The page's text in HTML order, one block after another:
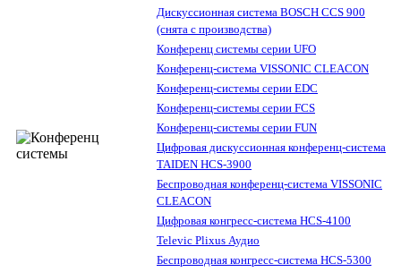
Дискуссионная система BOSCH CCS 900
(снята с производства)
Конференц системы серии UFO
Конференц-система VISSONIC CLEACON
Конференц-системы серии EDC
Конференц-системы серии FCS
Конференц-системы серии FUN
Цифровая дискуссионная конференц-система
TAIDEN HCS-3900
Беспроводная конференц-система VISSONIC
CLEACON
Цифровая конгресс-система HCS-4100
Televic Plixus Аудио
Беспроводная конгресс-система HCS-5300